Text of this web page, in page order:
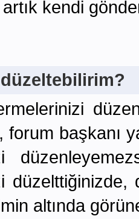
kendi
düzeltebilirim?
forum başkanı
düzelttiğinizde,
altında